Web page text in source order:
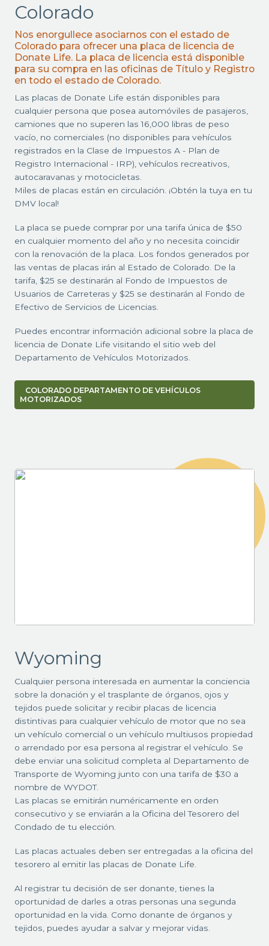
Colorado
Nos enorgullece asociarnos con el estado de
Colorado para ofrecer una placa de licencia de
Donate Life. La placa de licencia está disponible
para su compra en las oficinas de Título y Registro
en todo el estado de Colorado.
Las placas de Donate Life están disponibles para
cualquier persona que posea automóviles de pasajeros,
camiones que no superen las 16,000 libras de peso
vacío, no comerciales (no disponibles para vehículos
registrados en la Clase de Impuestos A - Plan de
Registro Internacional - IRP), vehículos recreativos,
autocaravanas y motocicletas.
Miles de placas están en circulación. ¡Obtén la tuya en tu
DMV local!
La placa se puede comprar por una tarifa única de $50
en cualquier momento del año y no necesita coincidir
con la renovación de la placa. Los fondos generados por
las ventas de placas irán al Estado de Colorado. De la
tarifa, $25 se destinarán al Fondo de Impuestos de
Usuarios de Carreteras y $25 se destinarán al Fondo de
Efectivo de Servicios de Licencias.
Puedes encontrar información adicional sobre la placa de
licencia de Donate Life visitando el sitio web del
Departamento de Vehículos Motorizados.
COLORADO DEPARTAMENTO DE VEHÍCULOS
MOTORIZADOS
Wyoming
Cualquier persona interesada en aumentar la conciencia
sobre la donación y el trasplante de órganos, ojos y
tejidos puede solicitar y recibir placas de licencia
distintivas para cualquier vehículo de motor que no sea
un vehículo comercial o un vehículo multiusos propiedad
o arrendado por esa persona al registrar el vehículo. Se
debe enviar una solicitud completa al Departamento de
Transporte de Wyoming junto con una tarifa de $30 a
nombre de WYDOT.
Las placas se emitirán numéricamente en orden
consecutivo y se enviarán a la Oficina del Tesorero del
Condado de tu elección.
Las placas actuales deben ser entregadas a la oficina del
tesorero al emitir las placas de Donate Life.
Al registrar tu decisión de ser donante, tienes la
oportunidad de darles a otras personas una segunda
oportunidad en la vida. Como donante de órganos y
tejidos, puedes ayudar a salvar y mejorar vidas.